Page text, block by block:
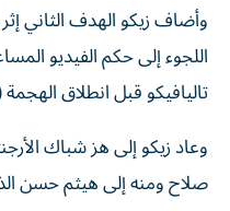
وأضاف زيكو الهدف الثاني
اللجوء إلى حكم الفيديو
تاليافيكو قبل انطلاق الهجمة
وعاد زيكو إلى هز شباك
صلاح ومنه إلى هيثم حسن